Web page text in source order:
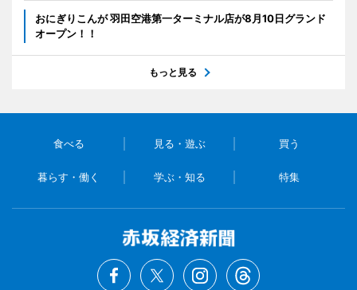
おにぎりこんが 羽田空港第一ターミナル店が8月10日グランド
オープン！！
もっと見る
食べる 見る・遊ぶ 買う
暮らす・働く 学ぶ・知る 特集